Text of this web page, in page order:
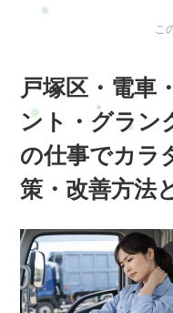
こ
戸塚区・電車
ント・グラン
の仕事でカラ
策・改善方法